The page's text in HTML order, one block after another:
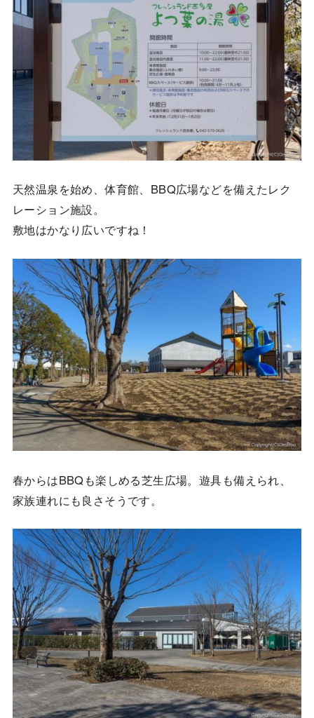
天然温泉を始め、体育館、BBQ広場などを備えたレク
レーション施設。
敷地はかなり広いですね！
春からはBBQも楽しめる芝生広場。遊具も備えられ、
家族連れにも良さそうです。